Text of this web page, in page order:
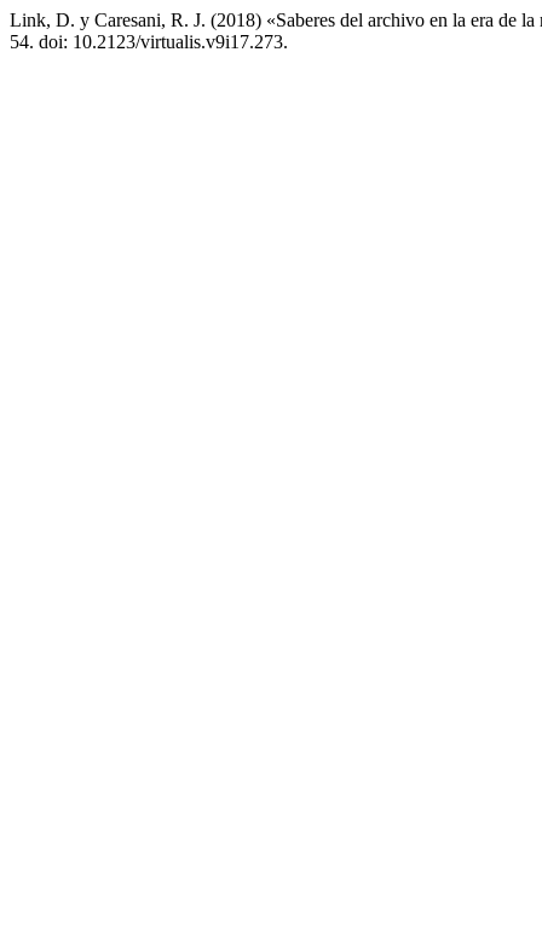
Link, D. y Caresani, R. J. (2018) «Saberes del archivo en la era de
54. doi: 10.2123/virtualis.v9i17.273.